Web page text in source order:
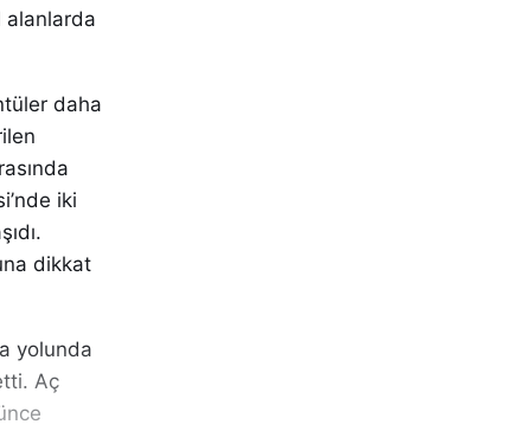
alanlarda
daha
iki
dikkat
yolunda
Aç